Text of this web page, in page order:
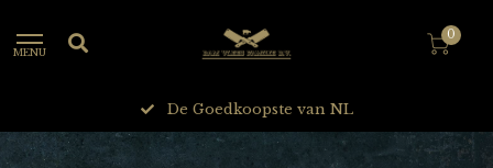
MENU
0
24/7 Bereikbaar